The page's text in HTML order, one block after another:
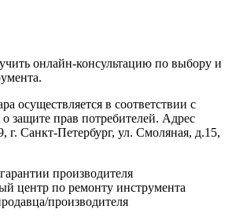
онлайн-консультацию по выбору и
осуществляется в соответствии с
защите прав потребителей. Адрес
г. Санкт-Петербург, ул. Смоляная, д.15,
производителя
центр по ремонту инструмента
производителя